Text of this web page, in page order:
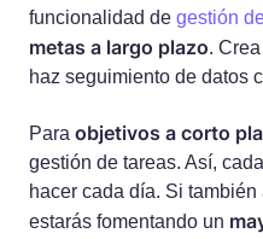
funcionalidad de gestión
metas a largo plazo.
haz seguimiento de datos
Para objetivos a corto
gestión de tareas. Así,
hacer cada día. Si
estarás fomentando un